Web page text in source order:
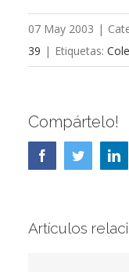
07 May 2003 |
39 | Etiquetas:
Compártelo!
FacebookTwitter
Artículos